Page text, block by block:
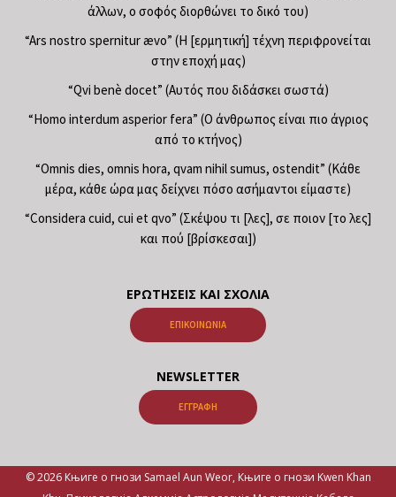
άλλων, ο σοφός διορθώνει το δικό του)
“Ars nostro spernitur ævo” (Η [ερμητική] τέχνη περιφρονείται
στην εποχή μας)
“Qvi benè docet” (Αυτός που διδάσκει σωστά)
“Homo interdum asperior fera” (Ο άνθρωπος είναι πιο άγριος
από το κτήνος)
“Omnis dies, omnis hora, qvam nihil sumus, ostendit” (Κάθε
μέρα, κάθε ώρα μας δείχνει πόσο ασήμαντοι είμαστε)
“Considera cuid, cui et qvo” (Σκέψου τι [λες], σε ποιον [το λες]
και πού [βρίσκεσαι])
ΕΡΩΤΉΣΕΙΣ ΚΑΙ ΣΧΌΛΙΑ
ΕΠΙΚΟΙΝΩΝΊΑ
NEWSLETTER
ΕΓΓΡΑΦΉ
© 2026 Књиге о гнози Samael Aun Weor, Књиге о гнози Kwen Khan